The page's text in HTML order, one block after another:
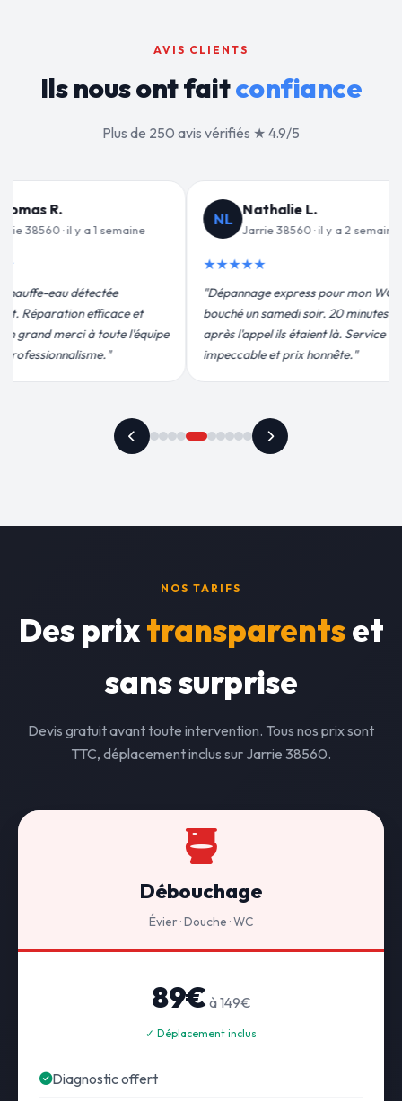
AVIS CLIENTS
Ils nous ont faitconfiance
Plus de 250 avis vérifiés ★ 4.9/5
L.
· il y a 2 semaines
pour mon WC
soir. 20 minutes
étaient là. Service
prix honnête."
JF
Jean-François C.
Jarrie 38560 · il y a 3 semaines
★★★★★
"Remplacement de mon chauffe-eau en
moins de 2h. Équipe très pro, devis
conforme, chantier propre. Je
recommande vivement."
NOS TARIFS
Des prixtransparentset
sans surprise
Devis gratuit avant toute intervention. Tous nos prix sont
TTC, déplacement inclus sur Jarrie 38560.
Débouchage
Évier · Douche · WC
89€ à 149€
✓ Déplacement inclus
Diagnostic offert